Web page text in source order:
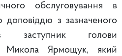
обслуговування в
з зазначеного
заступник голови
Микола Ярмощук, який